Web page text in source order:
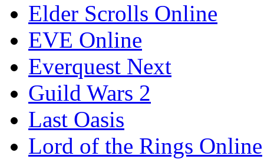
Elder Scrolls Online
EVE Online
Everquest Next
Guild Wars 2
Last Oasis
Lord of the Rings Online